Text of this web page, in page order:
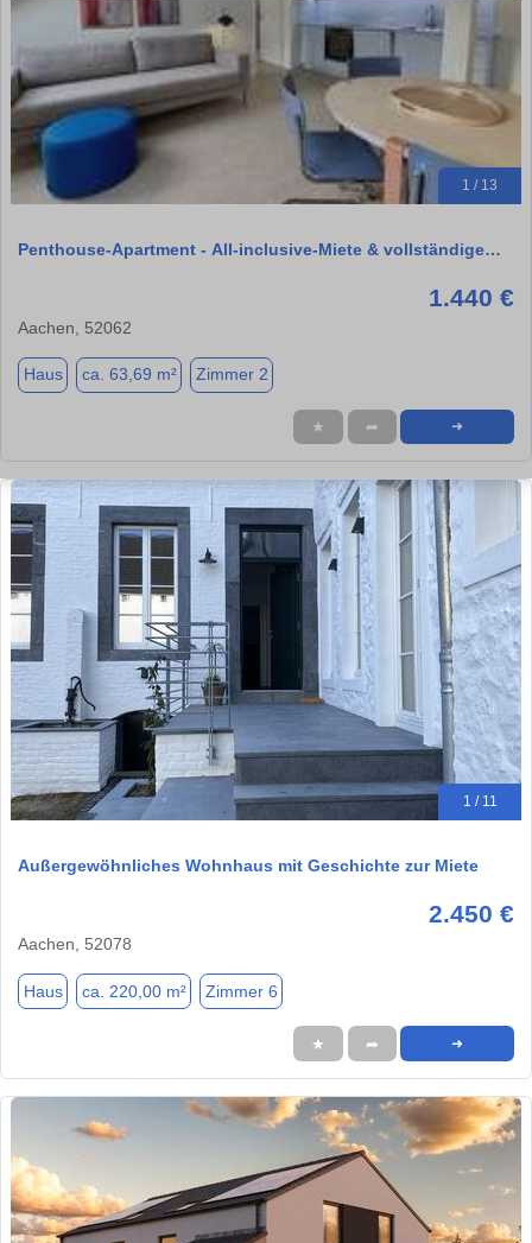
1 / 13
Penthouse-Apartment - All-inclusive-Miete & vollständige…
1.440 €
Aachen, 52062
Haus ca. 63,69 m² Zimmer 2
★ ➦ ➜
1 / 11
Außergewöhnliches Wohnhaus mit Geschichte zur Miete
2.450 €
Aachen, 52078
Haus ca. 220,00 m² Zimmer 6
★ ➦ ➜